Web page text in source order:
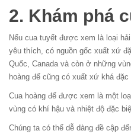
2. Khám phá
Nếu cua tuyết được xem là loại
yêu thích, có nguồn gốc xuất xứ
Quốc, Canada và còn ở những
hoàng đế cũng có xuất xứ khá đặc
Cua hoàng đế được xem là một
vùng có khí hậu và nhiệt độ đặc
Chúng ta có thể dễ dàng đề cập